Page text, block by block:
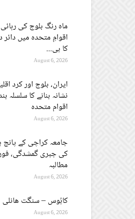
ماہ رنگ بلوچ کی
اقوامِ متحدہ میں
کا بی...
August 6, 2026
ایران، بلوچ اور کرد
نشانہ بنانے کا سلسلہ
اقوام متحدہ
August 6, 2026
جامعہ کراچی کے پانچ
کی جبری گمشدگی،
مطالبہ
August 6, 2026
کابُوس – سنگت ھانلی
August 6, 2026